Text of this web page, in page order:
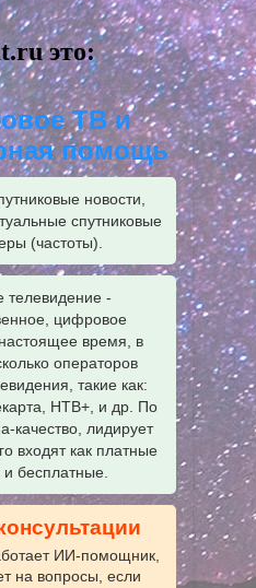
это:
ТВ и
помощь
новости,
спутниковые
(частоты).
телевидение -
цифровое
время, в
операторов
такие как:
НТВ+, и др. По
качество, лидирует
входят как платные
и бесплатные.
ИИ‑помощник,
на вопросы, если